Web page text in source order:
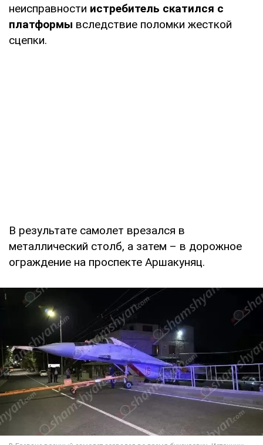
неисправности истребитель скатился с
платформы вследствие поломки жесткой
сцепки.
В результате самолет врезался в
металлический столб, а затем – в дорожное
ограждение на проспекте Аршакуняц.